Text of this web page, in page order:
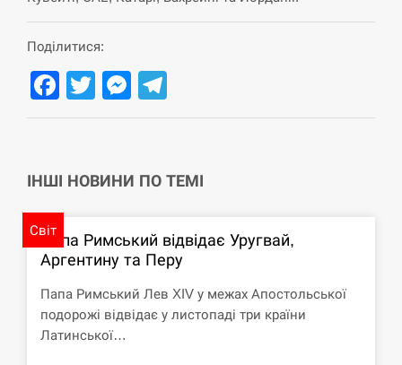
СЕРПЕНЬ
13:53
В Москве пожаловались на “кратный рост” атак
дронов Украины
Біля українського літака в аеропорту Лейпцига
СЕРПЕНЬ
13:23
ответили, как отреагируют на…
СЕРПЕНЬ
Поділитися:
Facebook
TwitterMessenger
ІНШІ НОВИНИ ПО ТЕМІ
Світ
Папа Римський відвідає Уругвай,
Аргентину та Перу
Папа Римський Лев XIV у межах Апостольської
подорожі відвідає у листопаді три країни
Латинської…